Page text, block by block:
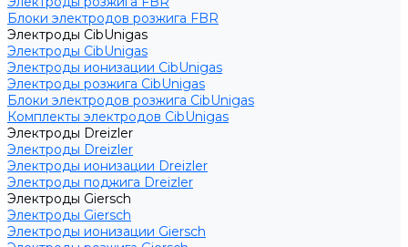
Блоки электродов розжига FBR
Электроды CibUnigas
Электроды CibUnigas
Электроды ионизации CibUnigas
Электроды розжига CibUnigas
Блоки электродов розжига CibUnigas
Комплекты электродов CibUnigas
Электроды Dreizler
Электроды Dreizler
Электроды ионизации Dreizler
Электроды поджига Dreizler
Электроды Giersch
Электроды Giersch
Электроды ионизации Giersch